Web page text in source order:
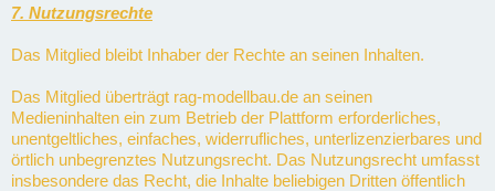
7. Nutzungsrechte
Das Mitglied bleibt Inhaber der Rechte an seinen Inhalten.
Das Mitglied überträgt rag-modellbau.de an seinen
Medieninhalten ein zum Betrieb der Plattform erforderliches,
unentgeltliches, einfaches, widerrufliches, unterlizenzierbares und
örtlich unbegrenztes Nutzungsrecht. Das Nutzungsrecht umfasst
insbesondere das Recht, die Inhalte beliebigen Dritten öffentlich